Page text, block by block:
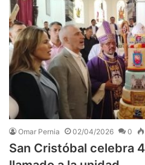
Omar Pernia 02/04/2026 0
San Cristóbal celebra